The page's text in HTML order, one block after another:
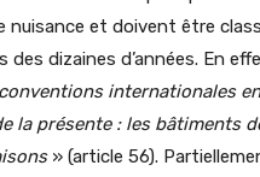
nuisance et doivent être
des dizaines d’années. En
internationales
la présente : les bâtiments
» (article 56).